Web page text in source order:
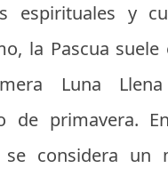
espirituales y
la Pascua suele
Luna
de primavera.
se considera un